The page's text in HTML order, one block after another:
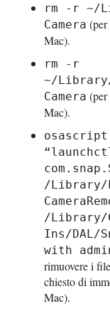
rm -r ~/
Camera
Mac).
rm -r
~/
Camera
Mac).
/Library/
/Library/
Ins/DAL/
with
rimuovere i
chiesto di
Mac).